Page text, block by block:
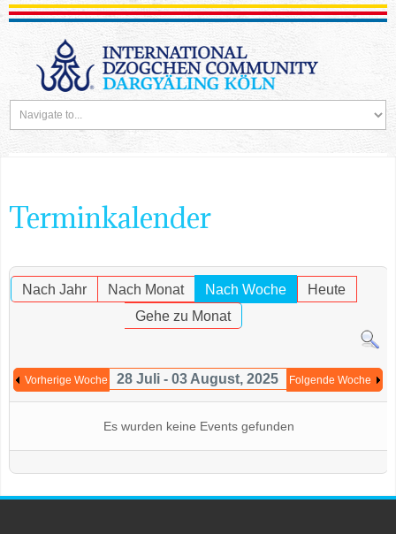
Terminkalender
Nach Jahr Nach Monat Nach Woche
Heute
Gehe zu Monat
Vorherige Woche 28 Juli - 03 August, 2025 Folgende Woche
Es wurden keine Events gefunden